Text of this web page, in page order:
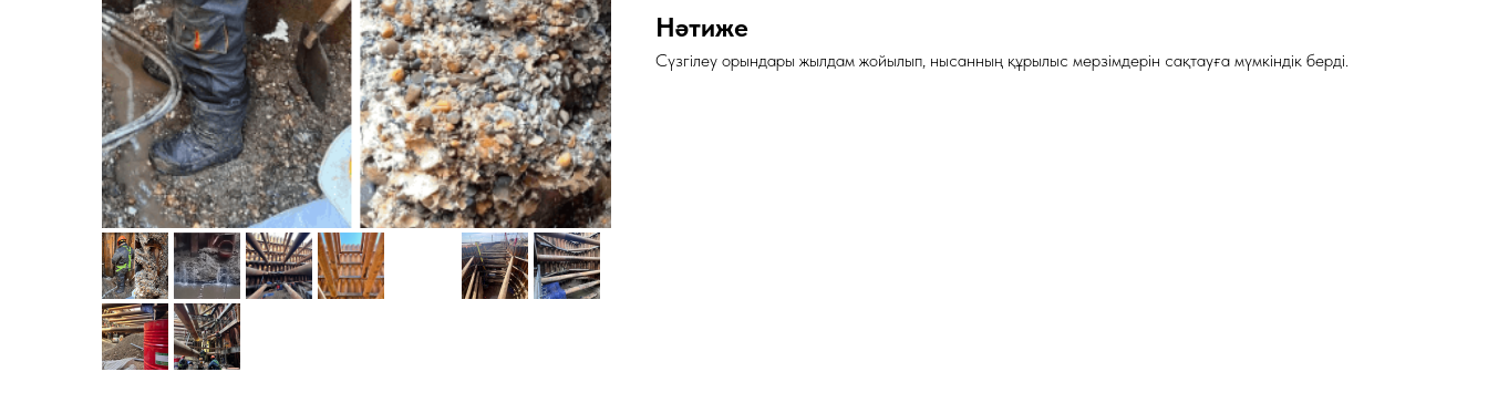
Нәтиже
Сүзгілеу орындары жылдам жойылып, нысанның құрылыс мерзімдерін сақтауға мүмкіндік берді.